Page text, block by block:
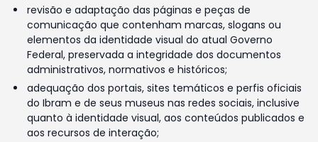
revisão e adaptação das páginas e peças de
comunicação que contenham marcas, slogans ou
elementos da identidade visual do atual Governo
Federal, preservada a integridade dos documentos
administrativos, normativos e históricos;
adequação dos portais, sites temáticos e perfis oficiais
do Ibram e de seus museus nas redes sociais, inclusive
quanto à identidade visual, aos conteúdos publicados e
aos recursos de interação;